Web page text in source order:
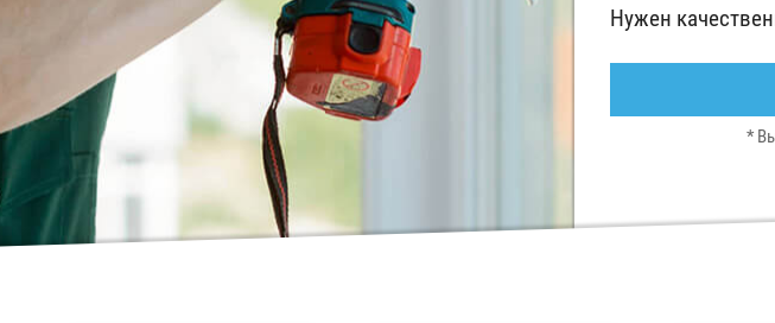
Нужен
*